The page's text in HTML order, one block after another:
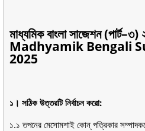
মাধ্যমিক বাংলা সাজেশন
Madhyamik Bengali
2025
১। সঠিক উত্তরটি নির্বাচন করো:
১.১ তপনের মেসোমশাই কোন্ পত্রিকার